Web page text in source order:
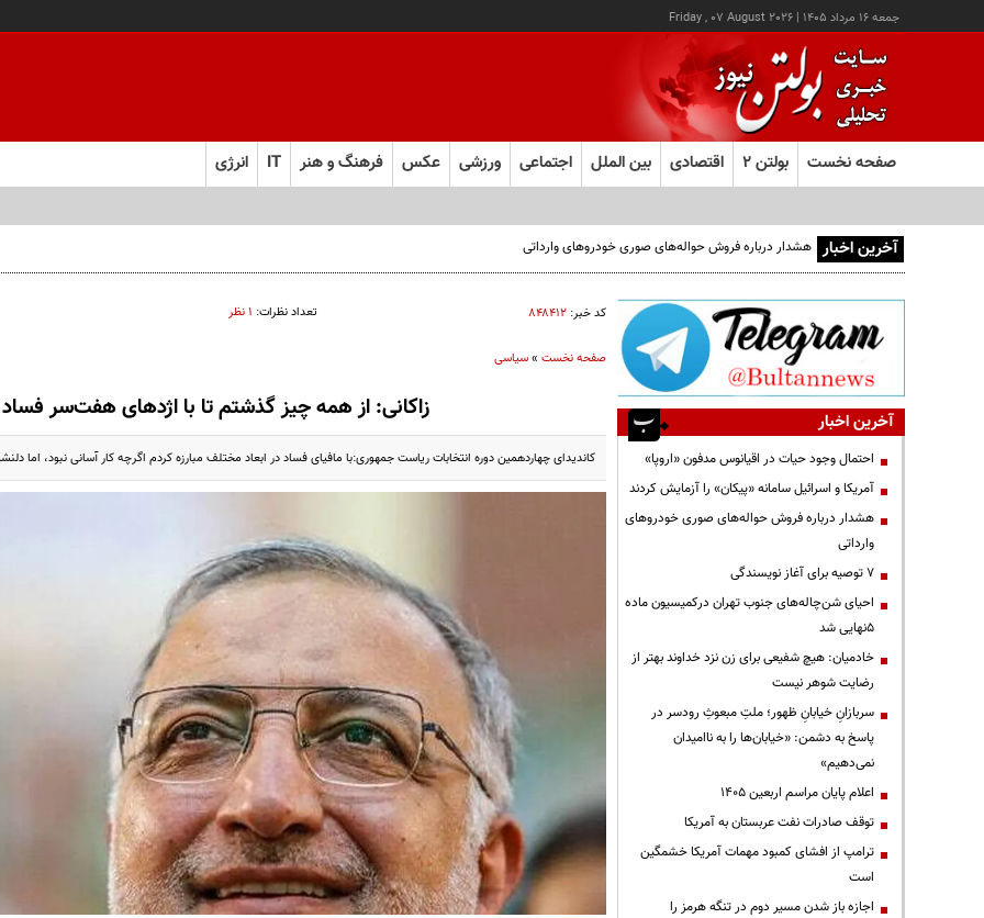
جمعه ۱۶ مرداد ۱۴۰۵ |
Friday , 07 August 2026
صفحه نخست بولتن ۲ اقتصادی بین الملل اجتماعی ورزشی عکس فرهنگ و هنر IT انرژی
آخرین اخبار هشدار درباره فروش حواله‌های صوری خودروهای وارداتی
کد خبر: ۸۴۸۴۱۲ تعداد نظرات: ۱ نظر
صفحه نخست»سیاسی
زاکانی: از همه چیز گذشتم تا با اژدهای هفت‌سر فساد
کاندیدای چهاردهمین دوره انتخابات ریاست جمهوری:با مافیای فساد در ابعاد مختلف مبارزه کردم اگرچه کار آسانی نبود، اما
آخرین اخبار
احتمال وجود حیات در اقیانوس مدفون «اروپا»
آمریکا و اسرائیل سامانه «پیکان» را آزمایش کردند
هشدار درباره فروش حواله‌های صوری خودروهای
وارداتی
۷ توصیه برای آغاز نویسندگی
احیای شن‌چاله‌های جنوب تهران درکمیسیون ماده
۵نهایی شد
خادمیان: هیچ شفیعی برای زن نزد خداوند بهتر از
رضایت شوهر نیست
سربازانِ خیابانِ ظهور؛ ملتِ مبعوثِ رودسر در
پاسخ به دشمن: «خیابان‌ها را به ناامیدان
نمی‌دهیم»
اعلام پایان مراسم اربعین ۱۴۰۵
توقف صادرات نفت عربستان به آمریکا
ترامپ از افشای کمبود مهمات آمریکا خشمگین
است
اجازه باز شدن مسیر دوم در تنگه هرمز را